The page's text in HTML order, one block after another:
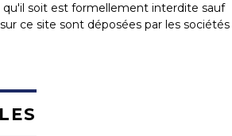
soit est formellement interdite sauf
ce site sont déposées par les sociétés